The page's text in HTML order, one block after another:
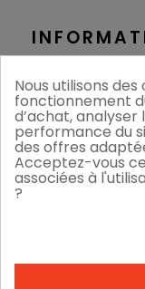
NOS
Nous utilisons
fonctionnement
d’achat,
performance du
des offres
Acceptez-vous
associées à
?